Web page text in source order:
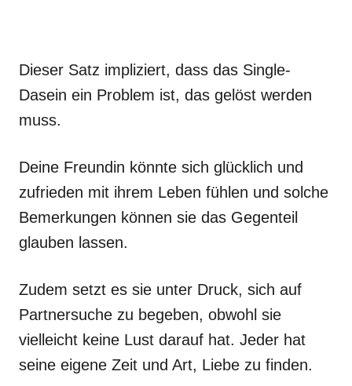
Dieser Satz impliziert, dass das Single-
Dasein ein Problem ist, das gelöst werden
muss.
Deine Freundin könnte sich glücklich und
zufrieden mit ihrem Leben fühlen und solche
Bemerkungen können sie das Gegenteil
glauben lassen.
Zudem setzt es sie unter Druck, sich auf
Partnersuche zu begeben, obwohl sie
vielleicht keine Lust darauf hat. Jeder hat
seine eigene Zeit und Art, Liebe zu finden.